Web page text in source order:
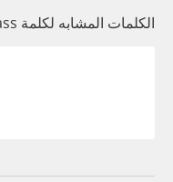
الكلمات المشابه لكلمة Bypass